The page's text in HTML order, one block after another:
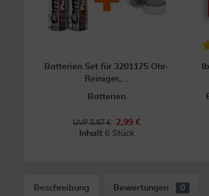
Batterien Set für 3201175 Ohr-
Reiniger,...
Batterien
UVP 5,67 €
2,99 €
Inhalt 6 Stück
Beschreibung Bewertungen 0